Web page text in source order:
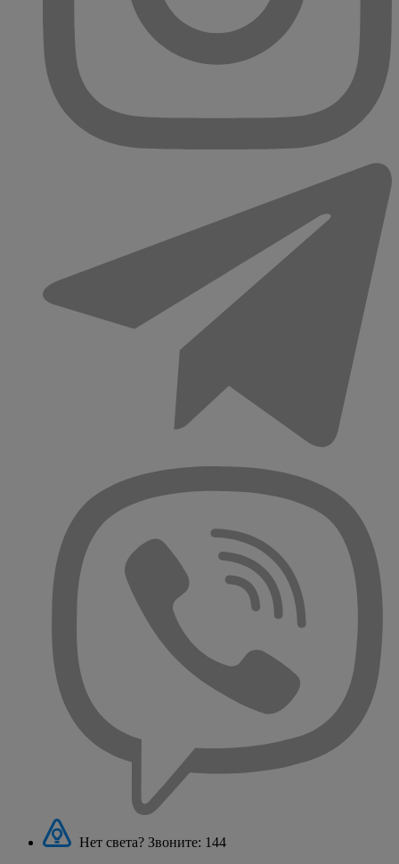
Нет света? Звоните: 144